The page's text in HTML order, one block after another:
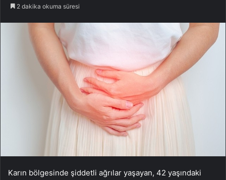
2 dakika okuma süresi
Karın bölgesinde şiddetli ağrılar yaşayan, 42 yaşındaki